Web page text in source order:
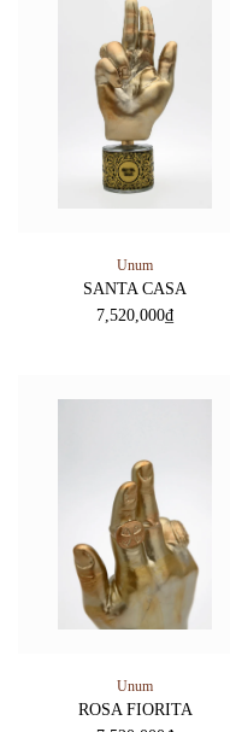
Unum
SANTA CASA
7,520,000₫
Unum
ROSA FIORITA